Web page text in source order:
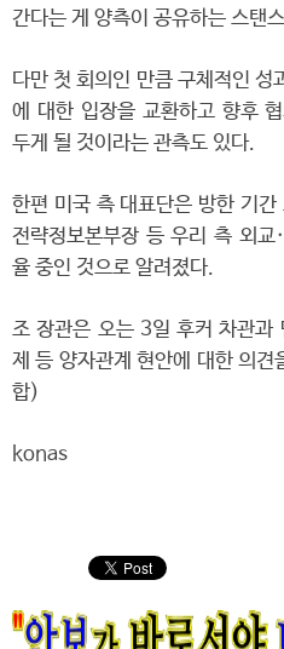
간다는 게 양측이 공유하는 스탠
다만 첫 회의인 만큼 구체적인 성
에 대한 입장을 교환하고 향후
두게 될 것이라는 관측도 있다.
한편 미국 측 대표단은 방한 기
전략정보본부장 등 우리 측 외
율 중인 것으로 알려졌다.
조 장관은 오는 3일 후커 차관과
제 등 양자관계 현안에 대한 의
합)
konas